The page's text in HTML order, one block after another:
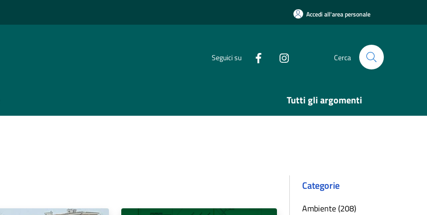
Accedi all'area personale
Seguici su Cerca
Tutti gli argomenti
Categorie
Ambiente (208)